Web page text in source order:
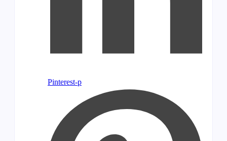
Pinterest-p